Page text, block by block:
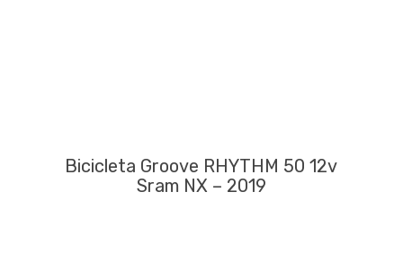
Bicicleta Groove RHYTHM 50 12v
Sram NX – 2019